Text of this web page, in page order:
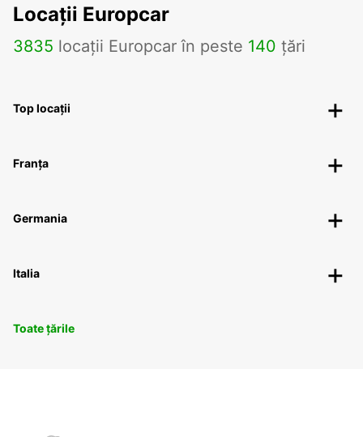
Locații Europcar
3835 locații Europcar în peste 140 țări
Top locații
Franța
Germania
Italia
Toate țările